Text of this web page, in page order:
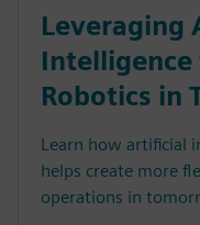
Leveraging
Intelligence
Robotics in
Learn how artificial
helps create more
operations in